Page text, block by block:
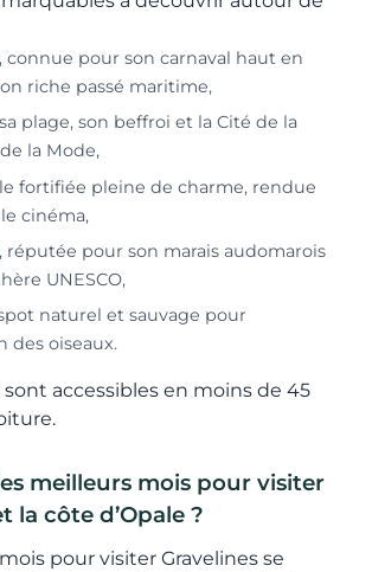
, connue pour son carnaval haut en
riche passé maritime,
plage, son beffroi et la Cité de la
la Mode,
fortifiée pleine de charme, rendue
cinéma,
, réputée pour son marais audomarois
UNESCO,
naturel et sauvage pour
des oiseaux.
sont accessibles en moins de 45
meilleurs mois pour visiter
la côte d’Opale ?
pour visiter Gravelines se